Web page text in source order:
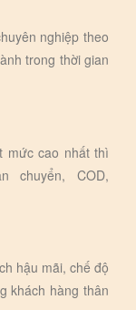
nghiệp theo
trong thời gian
mức cao nhất thì
chuyển, COD,
hậu mãi, chế độ
khách hàng thân